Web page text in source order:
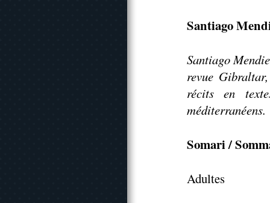
Santiago
Santiago
revue
récits en
méditerranéens.
Somari /
Adultes